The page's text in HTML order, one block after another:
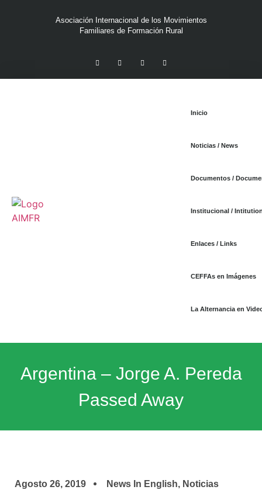
Asociación Internacional de los Movimientos
Familiares de Formación Rural
Inicio
Noticias / News
Documentos /
Institucional /
Enlaces / Links
CEFFAs en Imágenes
La Alternancia en
Argentina – Jorge A. Pereda
Passed Away
Agosto 26, 2019 News In English, Noticias